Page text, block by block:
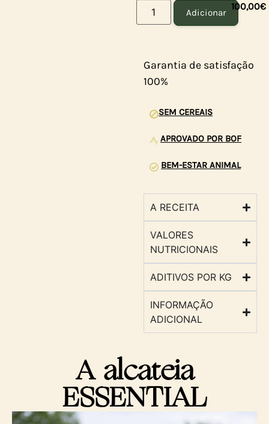
Adicionar
100,00€
Garantia de satisfação
100%
SEM CEREAIS
APROVADO POR BOF
BEM-ESTAR ANIMAL
A RECEITA
VALORES
NUTRICIONAIS
ADITIVOS POR KG
INFORMAÇÃO
ADICIONAL
A alcateia
ESSENTIAL